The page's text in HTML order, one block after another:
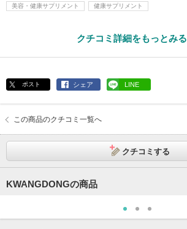
美容・健康サプリメント 健康サプリメント
クチコミ詳細をもっとみる
ポスト シェア LINE
この商品のクチコミ一覧へ
クチコミする
KWANGDONGの商品